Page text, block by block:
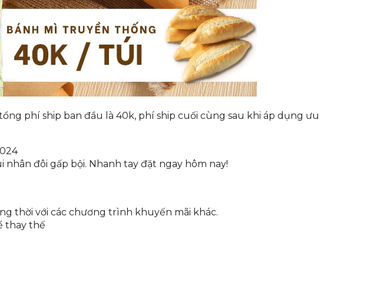
phí ship ban đầu là 40k, phí ship cuối cùng sau khi áp dụng ưu
đôi gấp bội. Nhanh tay đặt ngay hôm nay!
thời với các chương trình khuyến mãi khác.
thay thế